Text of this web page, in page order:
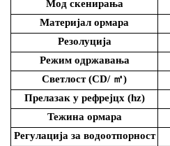
Мод скенирања
Материјал ормара
Резолуција
Режим одржавања
Светлост (CD/ ㎡)
Прелазак у рефрејцх (hz)
Тежина ормара
Регулација за водоотпорност